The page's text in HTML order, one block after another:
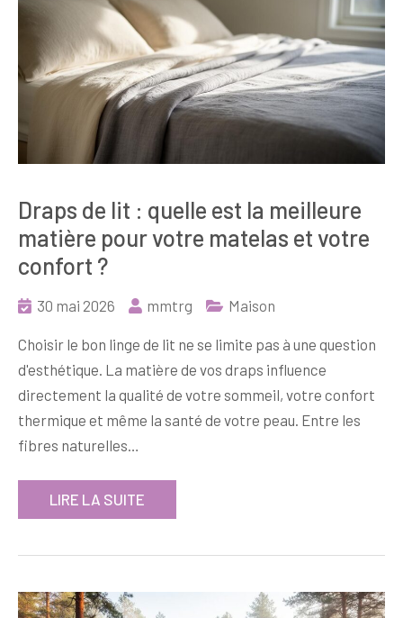
Draps de lit : quelle est la meilleure
matière pour votre matelas et votre
confort ?
30 mai 2026 mmtrg Maison
Choisir le bon linge de lit ne se limite pas à une question
d'esthétique. La matière de vos draps influence
directement la qualité de votre sommeil, votre confort
thermique et même la santé de votre peau. Entre les
fibres naturelles…
LIRE LA SUITE